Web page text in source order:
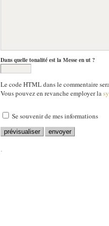
Dans quelle tonalité est la Messe en ut ?
Le code HTML dans le commentaire
Vous pouvez en revanche employer la
Se souvenir de mes informations
.